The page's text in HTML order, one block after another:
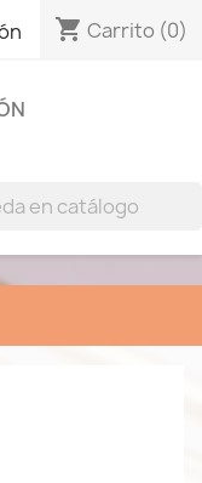
shopping_cart Carrito (0)